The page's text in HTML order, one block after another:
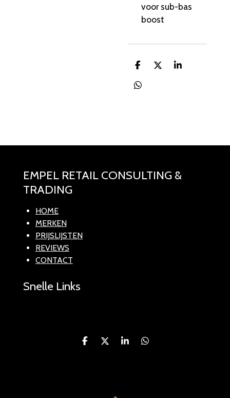
voor sub-bas
boost
D
l
D
S
D
EMPEL RETAIL CONSULTING &
TRADING
HOME
MERKEN
PRIJSLIJSTEN
REVIEWS
CONTACT
Snelle Links
D
D
S
D